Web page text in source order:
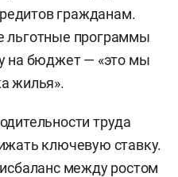
гражданам.
льготные программы
на бюджет — «это мы
жилья».
труда
ключевую ставку.
между ростом